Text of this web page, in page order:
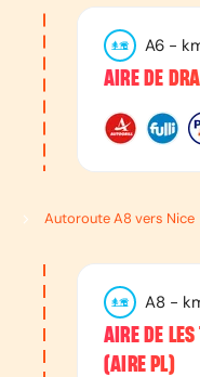
A6 -
AIRE DE
Autoroute A8 vers Nice
A8 -
AIRE DE LES
(AIRE PL)